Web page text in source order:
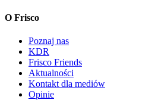
O Frisco
Poznaj nas
KDR
Frisco Friends
Aktualności
Kontakt dla mediów
Opinie